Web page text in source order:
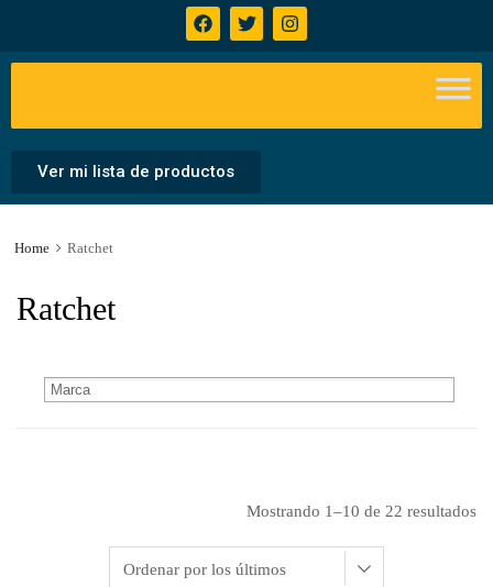
Ver mi lista de productos
Home Ratchet
Ratchet
Mostrando 1–10 de 22 resultados